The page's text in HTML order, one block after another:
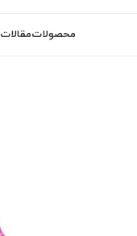
محصولاتمقالات